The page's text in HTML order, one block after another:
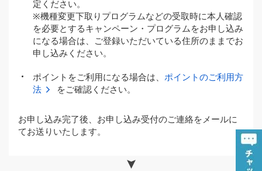
定ください。
※機種変更下取りプログラムなどの受取時に本人確認
を必要とするキャンペーン・プログラムをお申し込み
になる場合は、ご登録いただいている住所のままでお
申し込みください。
ポイントをご利用になる場合は、 ポイントのご利用方
法
をご確認ください。
お申し込み完了後、お申し込み受付のご連絡をメールに
てお送りいたします。